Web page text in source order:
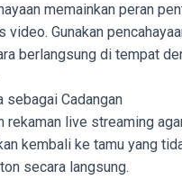
memainkan peran
video. Gunakan
berlangsung di tempat
sebagai Cadangan
rekaman live streaming
kembali ke tamu yang
secara langsung.